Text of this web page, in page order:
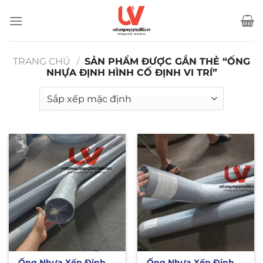
qua
TRANG CHỦ
/ SẢN PHẨM ĐƯỢC GẮN THẺ “ỐNG
NHỰA ĐỊNH HÌNH CỐ ĐỊNH VI TRÍ”